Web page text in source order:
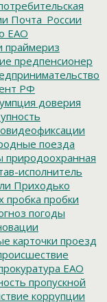
Почта_России
ЕАО
праймериз
предпенсионер
РФ
доверия
поезда
природоохранная
исполнитель
Приходько
пробка пробки
погоды
карточки проезд
ЕАО
пропускной
коррупции